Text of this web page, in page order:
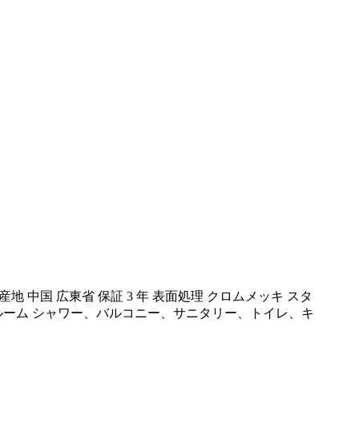
中国 広東省 保証 3 年 表面処理 クロムメッキ スタ
ム シャワー、バルコニー、サニタリー、トイレ、キ